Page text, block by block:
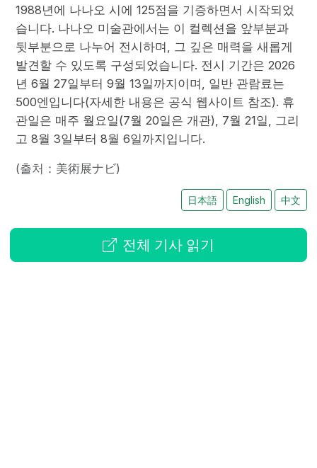
1988년에 나나오 시에 125점을 기증하면서 시작되었
습니다. 나나오 미술관에서는 이 컬렉션을 앞부분과
뒷부분으로 나누어 전시하며, 그 깊은 매력을 새롭게
발견할 수 있도록 구성되었습니다. 전시 기간은 2026
년 6월 27일부터 9월 13일까지이며, 일반 관람료는
500엔입니다(자세한 내용은 공식 웹사이트 참조). 휴
관일은 매주 월요일(7월 20일은 개관), 7월 21일, 그리
고 8월 3일부터 8월 6일까지입니다.
(출처：美術展ナビ)
日本語 English 中文
전체 기사 읽기